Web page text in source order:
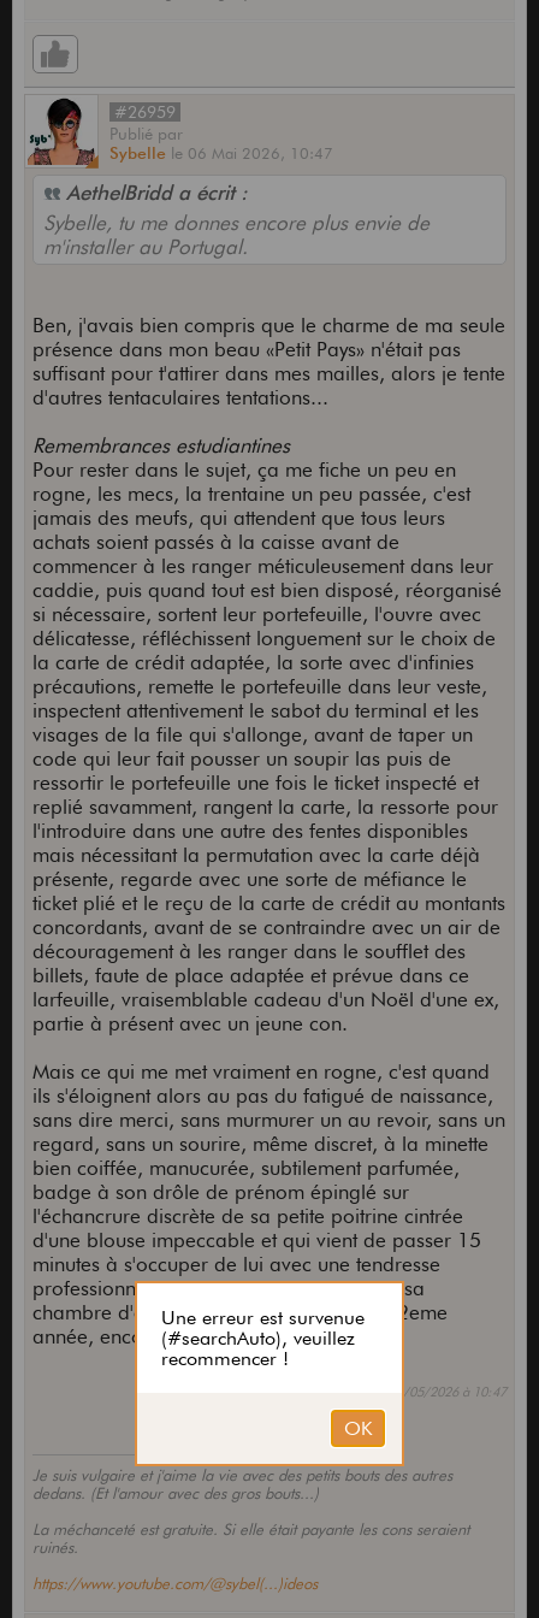
#26959
Publié par
Sybelle le 06 Mai 2026, 10:47
AethelBridd a écrit :
Sybelle, tu me donnes encore plus envie de
m'installer au Portugal.
Ben, j'avais bien compris que le charme de ma seule
présence dans mon beau «Petit Pays» n'était pas
suffisant pour t'attirer dans mes mailles, alors je tente
d'autres tentaculaires tentations...
Remembrances estudiantines
Pour rester dans le sujet, ça me fiche un peu en
rogne, les mecs, la trentaine un peu passée, c'est
jamais des meufs, qui attendent que tous leurs
achats soient passés à la caisse avant de
commencer à les ranger méticuleusement dans leur
caddie, puis quand tout est bien disposé, réorganisé
si nécessaire, sortent leur portefeuille, l'ouvre avec
délicatesse, réfléchissent longuement sur le choix de
la carte de crédit adaptée, la sorte avec d'infinies
précautions, remette le portefeuille dans leur veste,
inspectent attentivement le sabot du terminal et les
visages de la file qui s'allonge, avant de taper un
code qui leur fait pousser un soupir las puis de
ressortir le portefeuille une fois le ticket inspecté et
replié savamment, rangent la carte, la ressorte pour
l'introduire dans une autre des fentes disponibles
mais nécessitant la permutation avec la carte déjà
présente, regarde avec une sorte de méfiance le
ticket plié et le reçu de la carte de crédit au montants
concordants, avant de se contraindre avec un air de
découragement à les ranger dans le soufflet des
billets, faute de place adaptée et prévue dans ce
larfeuille, vraisemblable cadeau d'un Noël d'une ex,
partie à présent avec un jeune con.
Mais ce qui me met vraiment en rogne, c'est quand
ils s'éloignent alors au pas du fatigué de naissance,
sans dire merci, sans murmurer un au revoir, sans un
regard, sans un sourire, même discret, à la minette
bien coiffée, manucurée, subtilement parfumée,
badge à son drôle de prénom épinglé sur
l'échancrure discrète de sa petite poitrine cintrée
d'une blouse impeccable et qui vient de passer 15
minutes à s'occuper de lui avec une tendresse
professionnelle, juste pour pouvoir payer sa
chambre d'étudiante en mathématiques, 2eme
année, encore 4 à tirer...
Modifié le 06/05/2026 à 10:47
Je suis vulgaire et j'aime la vie avec des petits bouts des autres
dedans. (Et l'amour avec des gros bouts...)
La méchanceté est gratuite. Si elle était payante les cons seraient
ruinés.
https://www.youtube.com/@sybel(...)ideos